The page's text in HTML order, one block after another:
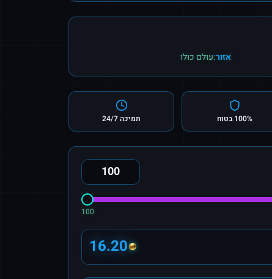
אזור:עולם כולו
100% בטוח תמיכה 24/7
100
16.20